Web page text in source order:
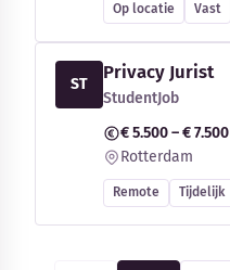
Op locatie Vast
ST
Privacy Jurist
StudentJob
€ 5.500 – € 7.500
Rotterdam
Remote Tijdelijk